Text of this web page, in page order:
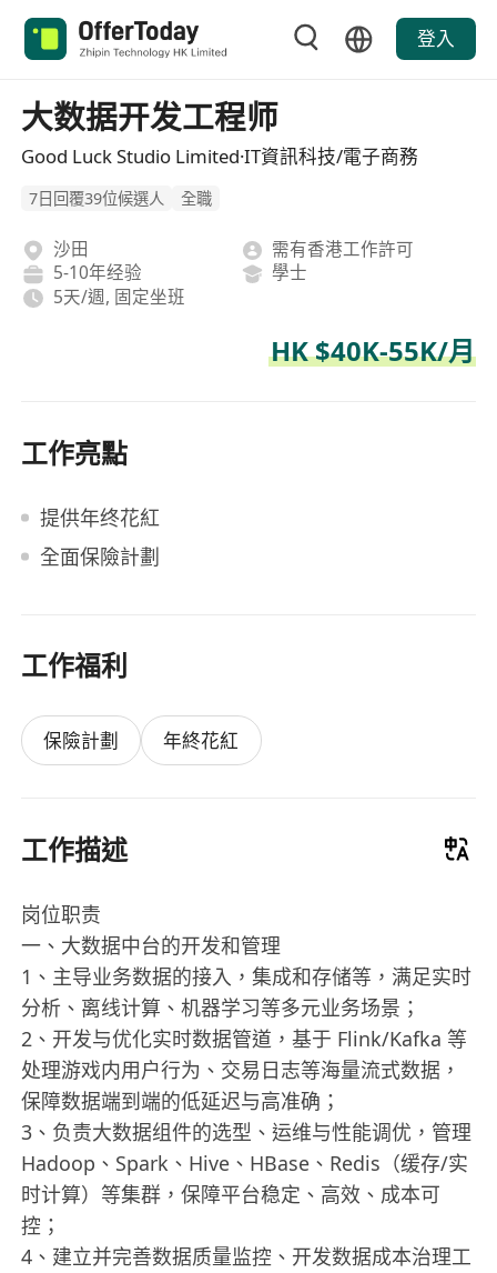
登入
大数据开发工程师
Good Luck Studio Limited·IT資訊科技/電子商務
7日回覆39位候選人 全職
沙田
需有香港工作許可
5-10年经验
學士
5天/週, 固定坐班
HK $40K-55K/月
工作亮點
提供年终花紅
全面保險計劃
工作福利
保險計劃 年終花紅
工作描述
岗位职责
一、大数据中台的开发和管理
1、主导业务数据的接入，集成和存储等，满足实时
分析、离线计算、机器学习等多元业务场景；
2、开发与优化实时数据管道，基于 Flink/Kafka 等
处理游戏内用户行为、交易日志等海量流式数据，
保障数据端到端的低延迟与高准确；
3、负责大数据组件的选型、运维与性能调优，管理
Hadoop、Spark、Hive、HBase、Redis（缓存/实
时计算）等集群，保障平台稳定、高效、成本可
控；
4、建立并完善数据质量监控、开发数据成本治理工